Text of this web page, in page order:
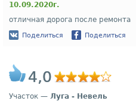
10.09.2020г.
отличная дорога после ремонта
Поделиться Поделиться
4,0
Участок — Луга - Невель